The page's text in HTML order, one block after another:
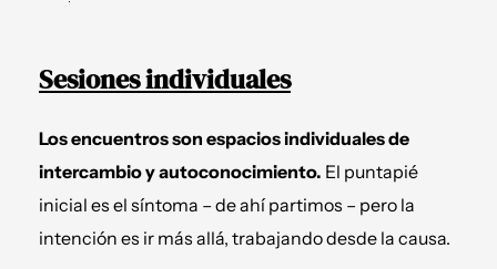
Sesiones individuales
Los encuentros son espacios individuales de
intercambio y autoconocimiento. El puntapié
inicial es el síntoma – de ahí partimos – pero la
intención es ir más allá, trabajando desde la causa.